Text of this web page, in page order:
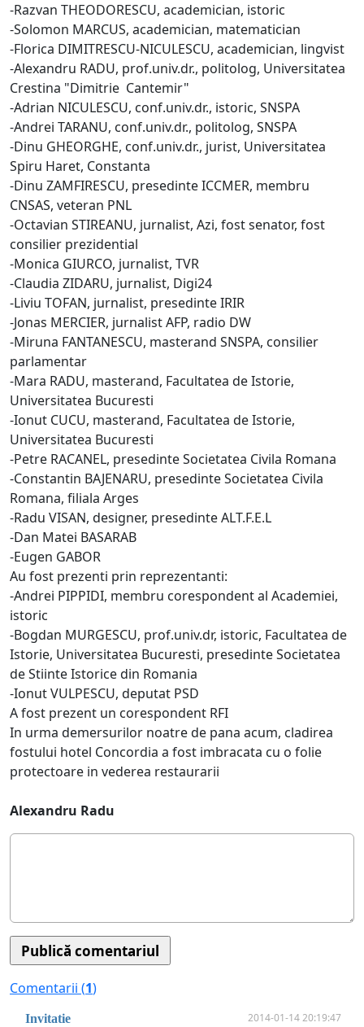
-Razvan THEODORESCU, academician, istoric
-Solomon MARCUS, academician, matematician
-Florica DIMITRESCU-NICULESCU, academician, lingvist
-Alexandru RADU, prof.univ.dr., politolog, Universitatea
Crestina "Dimitrie Cantemir"
-Adrian NICULESCU, conf.univ.dr., istoric, SNSPA
-Andrei TARANU, conf.univ.dr., politolog, SNSPA
-Dinu GHEORGHE, conf.univ.dr., jurist, Universitatea
Spiru Haret, Constanta
-Dinu ZAMFIRESCU, presedinte ICCMER, membru
CNSAS, veteran PNL
-Octavian STIREANU, jurnalist, Azi, fost senator, fost
consilier prezidential
-Monica GIURCO, jurnalist, TVR
-Claudia ZIDARU, jurnalist, Digi24
-Liviu TOFAN, jurnalist, presedinte IRIR
-Jonas MERCIER, jurnalist AFP, radio DW
-Miruna FANTANESCU, masterand SNSPA, consilier
parlamentar
-Mara RADU, masterand, Facultatea de Istorie,
Universitatea Bucuresti
-Ionut CUCU, masterand, Facultatea de Istorie,
Universitatea Bucuresti
-Petre RACANEL, presedinte Societatea Civila Romana
-Constantin BAJENARU, presedinte Societatea Civila
Romana, filiala Arges
-Radu VISAN, designer, presedinte ALT.F.E.L
-Dan Matei BASARAB
-Eugen GABOR
Au fost prezenti prin reprezentanti:
-Andrei PIPPIDI, membru corespondent al Academiei,
istoric
-Bogdan MURGESCU, prof.univ.dr, istoric, Facultatea de
Istorie, Universitatea Bucuresti, presedinte Societatea
de Stiinte Istorice din Romania
-Ionut VULPESCU, deputat PSD
A fost prezent un corespondent RFI
In urma demersurilor noatre de pana acum, cladirea
fostului hotel Concordia a fost imbracata cu o folie
protectoare in vederea restaurarii
Alexandru Radu
Comentarii (1)
Invitatie 2014-01-14 20:19:47